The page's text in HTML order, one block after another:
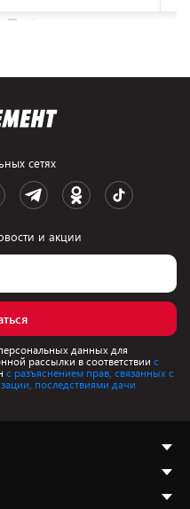
сетях
и акции
данных для
рассылки в соответствии с
с разъяснением прав, связанных с
последствиями дачи